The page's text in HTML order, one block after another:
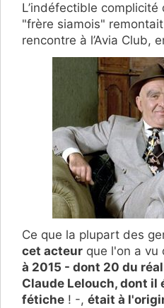
L’indéfectible
"frère siamois"
rencontre à l’Avia Club,
Ce que la plupart des
cet acteur que l'on a vu
à 2015 - dont 20 du
Claude Lelouch, dont il
fétiche ! -, était à